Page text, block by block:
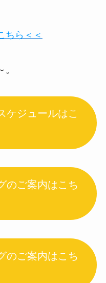
ちら＜＜
ケジュールはこ
のご案内はこち
のご案内はこち